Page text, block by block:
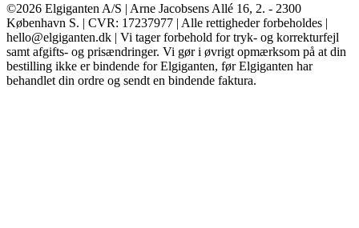
©2026 Elgiganten A/S | Arne Jacobsens Allé 16, 2. - 2300
København S. | CVR: 17237977 | Alle rettigheder forbeholdes |
hello@elgiganten.dk | Vi tager forbehold for tryk- og korrekturfejl
samt afgifts- og prisændringer. Vi gør i øvrigt opmærksom på at din
bestilling ikke er bindende for Elgiganten, før Elgiganten har
behandlet din ordre og sendt en bindende faktura.